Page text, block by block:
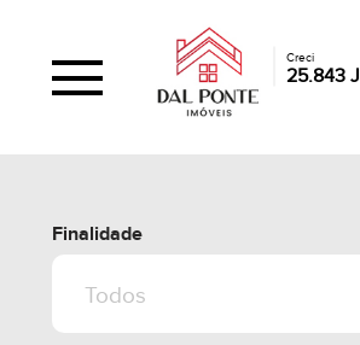
Creci
25.843 J
Finalidade